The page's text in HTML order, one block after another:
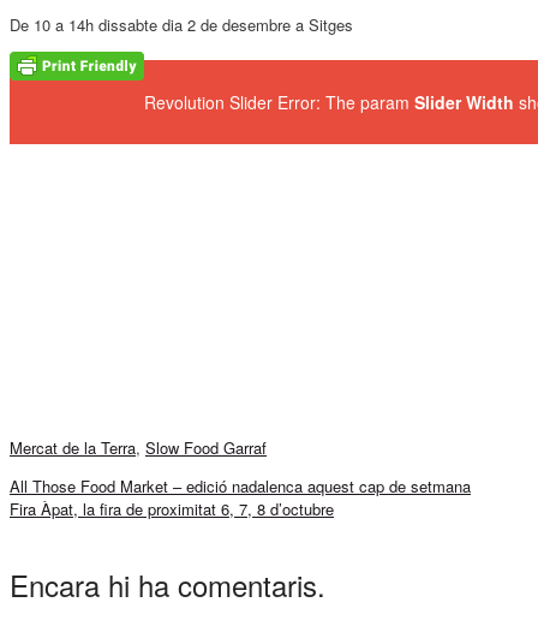
De 10 a 14h dissabte dia 2 de desembre a Sitges
Revolution Slider Error: The param Slider Width
Mercat de la Terra, Slow Food Garraf
All Those Food Market – edició nadalenca aquest cap de setmana
Fira Àpat, la fira de proximitat 6, 7, 8 d’octubre
Encara hi ha comentaris.